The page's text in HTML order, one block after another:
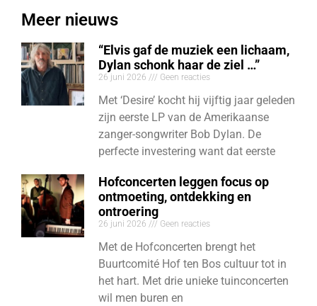
Meer nieuws
“Elvis gaf de muziek een lichaam,
Dylan schonk haar de ziel …”
26 juni 2026 Geen reacties
Met ‘Desire’ kocht hij vijftig jaar geleden
zijn eerste LP van de Amerikaanse
zanger-songwriter Bob Dylan. De
perfecte investering want dat eerste
Hofconcerten leggen focus op
ontmoeting, ontdekking en
ontroering
26 juni 2026 Geen reacties
Met de Hofconcerten brengt het
Buurtcomité Hof ten Bos cultuur tot in
het hart. Met drie unieke tuinconcerten
wil men buren en